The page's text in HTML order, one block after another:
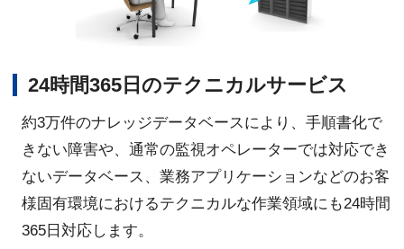
24時間365日のテクニカルサービス
約3万件のナレッジデータベースにより、手順書化で
きない障害や、通常の監視オペレーターでは対応でき
ないデータベース、業務アプリケーションなどのお客
様固有環境におけるテクニカルな作業領域にも24時間
365日対応します。